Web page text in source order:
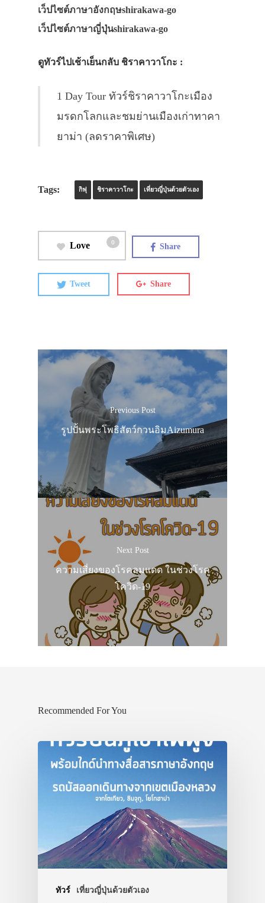
เว็ปไซต์ภาษาอังกฤษshirakawa-go
เว็ปไซต์ภาษาญี่ปุ่นshirakawa-go
ดูทัวร์ไปเช้าเย็นกลับ ชิราคาวาโกะ :
1 Day Tour ทัวร์ชิราคาวาโกะเมือง
มรดกโลกและชมย่านเมืองเก่าทาคา
ยาม่า (ลดราคาพิเศษ)
Tags: กิฟุ ชิราคาวาโกะ เที่ยวญี่ปุ่นด้วยตัวเอง
Love 0 Share
Tweet Share
Previous Post
รูปปั้นพระโพธิสัตว์กวนอิมAizumura
Next Post
ความเสี่ยงของโรคลมแดด ในช่วงโรค
โควิด-19
Recommended For You
ทัวร์ เที่ยวญี่ปุ่นด้วยตัวเอง
ประเทศญี่ปุ่น